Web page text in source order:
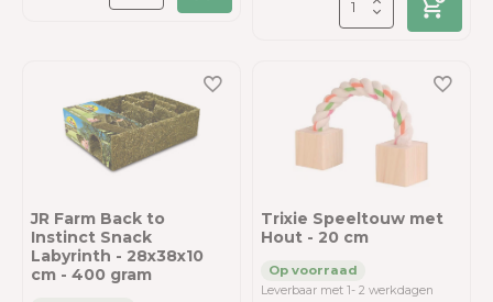
JR Farm Back to
Instinct Snack
Labyrinth - 28x38x10
cm - 400 gram
Trixie Speeltouw met
Hout - 20 cm
Leverbaar met 1- 2 werkdagen